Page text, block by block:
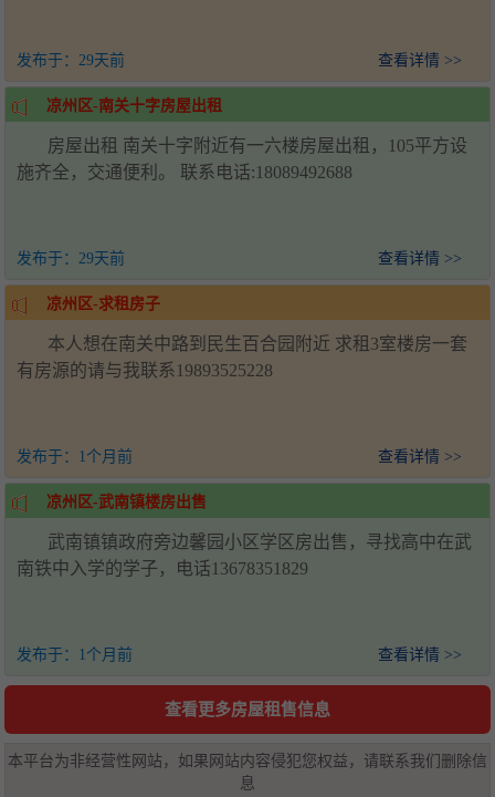
发布于： 29天前 查看详情 >>
凉州区-南关十字房屋出租
房屋出租 南关十字附近有一六楼房屋出租，105平方设
施齐全，交通便利。 联系电话:18089492688
发布于： 29天前 查看详情 >>
凉州区-求租房子
本人想在南关中路到民生百合园附近 求租3室楼房一套
有房源的请与我联系19893525228
发布于： 1个月前 查看详情 >>
凉州区-武南镇楼房出售
武南镇镇政府旁边馨园小区学区房出售，寻找高中在武
南铁中入学的学子，电话13678351829
发布于： 1个月前 查看详情 >>
查看更多房屋租售信息
本平台为非经营性网站，如果网站内容侵犯您权益，请联系我们删除信
息